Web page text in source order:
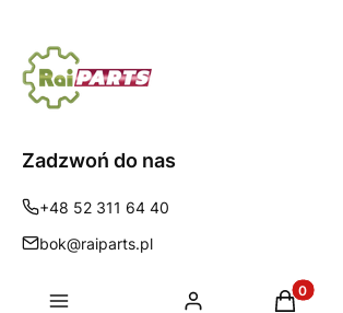
Zadzwoń do nas
+48 52 311 64 40
bok@raiparts.pl